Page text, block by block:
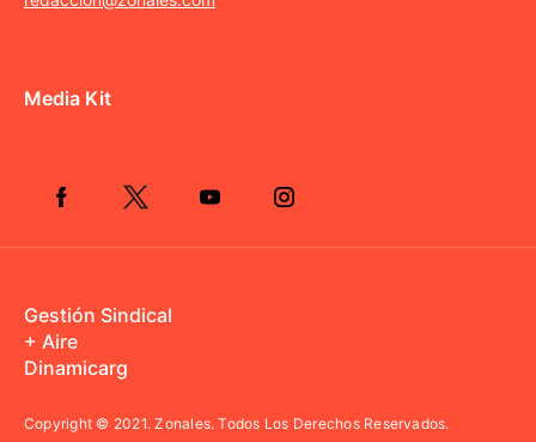
Media Kit
Gestión Sindical
+ Aire
Dinamicarg
Copyright © 2021.Zonales. Todos Los Derechos Reservados.